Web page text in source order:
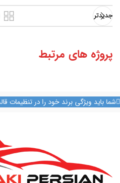
جدیدتر
پروژه های مرتبط
آشپزخانه
تعلیق در دهلیز
شما باید ویژگی برند خود را در تنظیمات